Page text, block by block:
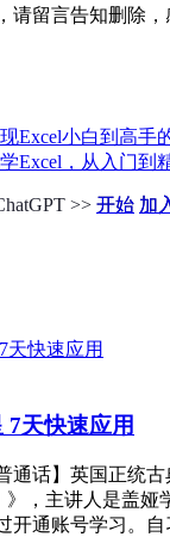
请留言告知删除
Excel小白到高手
Excel，从入门到
>> 开始 加
7天快速应用
通话】英国正统古
》，主讲人是盖娅
开通账号学习。自